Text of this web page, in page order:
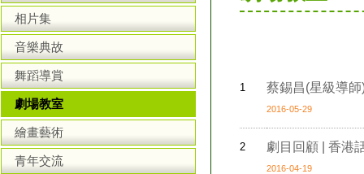
相片集
音樂典故
舞蹈導賞
劇場教室
繪畫藝術
青年交流
1 蔡錫昌(星級導
2016-05-29
2 劇目回顧 | 香港
2016-04-19